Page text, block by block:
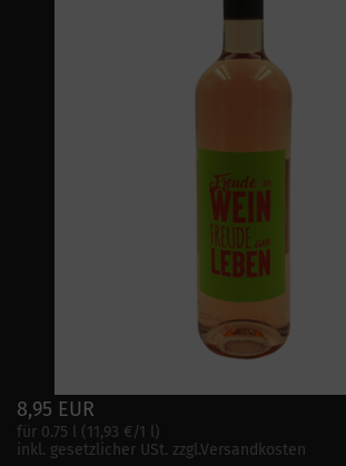
8,95 EUR
für 0.75 l (11,93 €/1 l)
inkl. gesetzlicher USt. zzgl.Versandkosten